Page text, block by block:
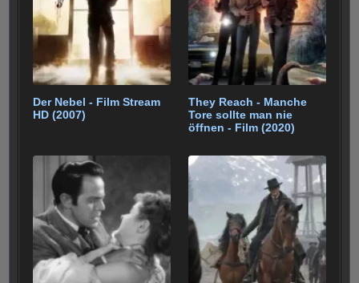
Der Nebel - Film Stream
HD (2007)
They Reach - Manche
Tore sollte man nie
öffnen - Film (2020)